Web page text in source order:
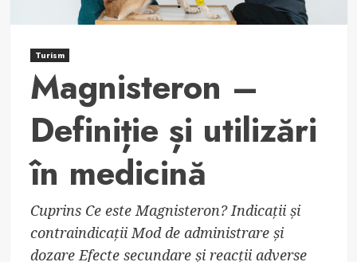
Turism
Magnisteron –
Definiție și utilizări
în medicină
Cuprins Ce este Magnisteron? Indicații și
contraindicații Mod de administrare și
dozare Efecte secundare și reacții adverse